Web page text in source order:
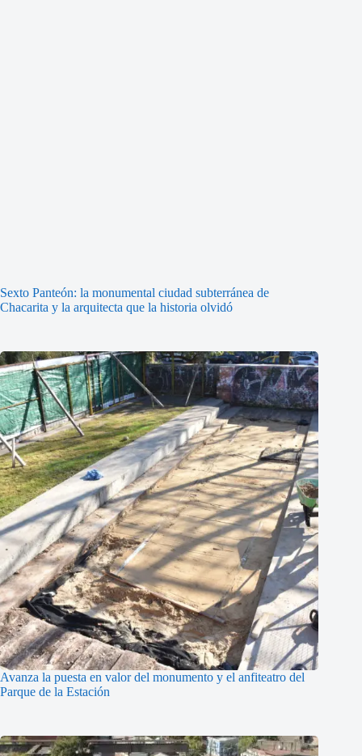
Sexto Panteón: la monumental ciudad subterránea de
Chacarita y la arquitecta que la historia olvidó
Avanza la puesta en valor del monumento y el anfiteatro del
Parque de la Estación